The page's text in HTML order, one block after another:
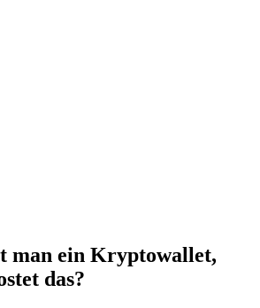
man ein Kryptowallet,
das?